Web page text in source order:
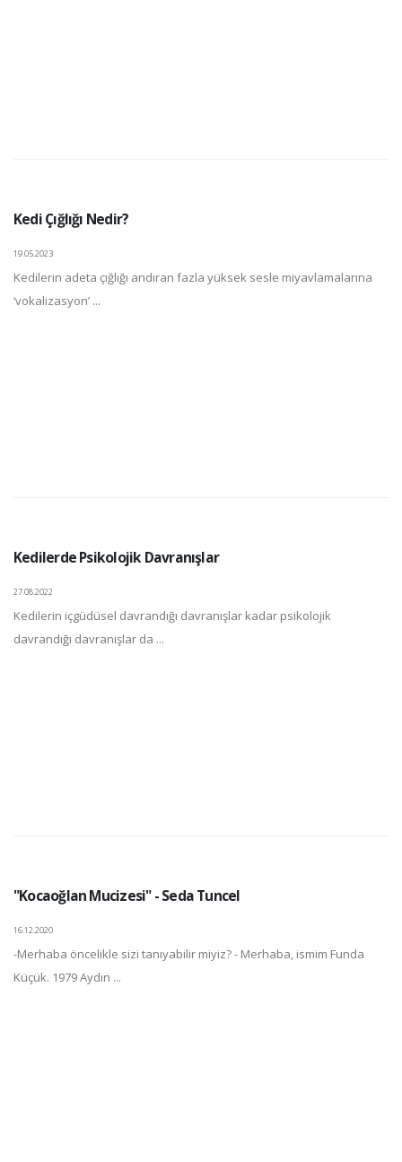
Kedi Çığlığı Nedir?
19.05.2023
Kedilerin adeta çığlığı andıran fazla yüksek sesle miyavlamalarına
‘vokalizasyon’ ...
Kedilerde Psikolojik Davranışlar
27.08.2022
Kedilerin içgüdüsel davrandığı davranışlar kadar psikolojik
davrandığı davranışlar da ...
"Kocaoğlan Mucizesi" - Seda Tuncel
16.12.2020
-Merhaba öncelikle sizi tanıyabilir miyiz? - Merhaba, ismim Funda
Küçük. 1979 Aydın ...